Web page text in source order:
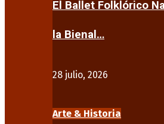
El Ballet Folklórico
la Bienal…
28 julio, 2026
Arte & Historia